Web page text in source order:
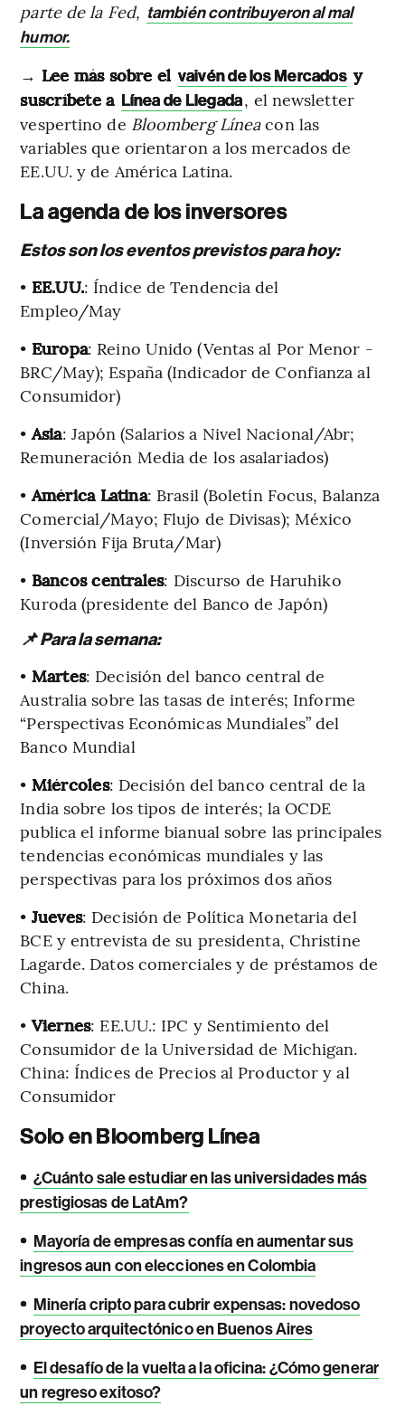
parte de la Fed, también contribuyeron al mal
humor.
→ Lee más sobre el vaivén de los Mercados y
suscríbete a Línea de Llegada, el newsletter
vespertino de Bloomberg Líneacon las
variables que orientaron a los mercados de
EE.UU. y de América Latina.
La agenda de los inversores
Estos son los eventos previstos para hoy:
• EE.UU.: Índice de Tendencia del
Empleo/May
• Europa: Reino Unido (Ventas al Por Menor -
BRC/May); España (Indicador de Confianza al
Consumidor)
•Asia: Japón (Salarios a Nivel Nacional/Abr;
Remuneración Media de los asalariados)
•América Latina: Brasil (Boletín Focus, Balanza
Comercial/Mayo; Flujo de Divisas); México
(Inversión Fija Bruta/Mar)
• Bancos centrales: Discurso de Haruhiko
Kuroda (presidente del Banco de Japón)
📌 Para la semana:
• Martes: Decisión del banco central de
Australia sobre las tasas de interés; Informe
“Perspectivas Económicas Mundiales” del
Banco Mundial
• Miércoles: Decisión del banco central de la
India sobre los tipos de interés; la OCDE
publica el informe bianual sobre las principales
tendencias económicas mundiales y las
perspectivas para los próximos dos años
• Jueves: Decisión de Política Monetaria del
BCE y entrevista de su presidenta, Christine
Lagarde. Datos comerciales y de préstamos de
China.
•Viernes: EE.UU.: IPC y Sentimiento del
Consumidor de la Universidad de Michigan.
China: Índices de Precios al Productor y al
Consumidor
Solo en Bloomberg Línea
• ¿Cuánto sale estudiar en las universidades más
prestigiosas de LatAm?
• Mayoría de empresas confía en aumentar sus
ingresos aun con elecciones en Colombia
• Minería cripto para cubrir expensas: novedoso
proyecto arquitectónico en Buenos Aires
• El desafío de la vuelta a la oficina: ¿Cómo generar
un regreso exitoso?